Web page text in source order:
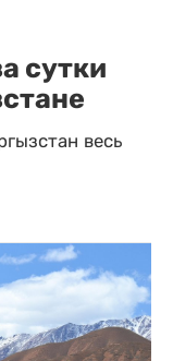
сутки
весь